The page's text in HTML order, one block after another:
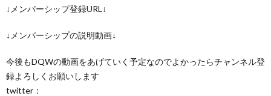
↓メンバーシップ登録URL↓
↓メンバーシップの説明動画↓
今後もDQWの動画をあげていく予定なのでよかったらチャンネル登
録よろしくお願いします
twitter：